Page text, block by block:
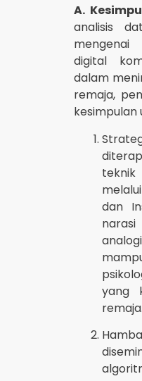
A.
analisis
digital
dalam
remaja,
kesimpulan
dan
yang
remaja.